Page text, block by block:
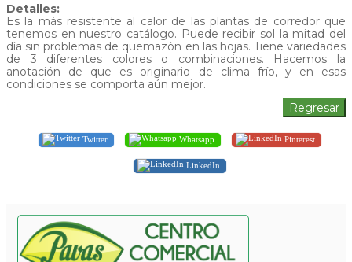
Detalles:
Es la más resistente al calor de las plantas de corredor que
tenemos en nuestro catálogo. Puede recibir sol la mitad del
día sin problemas de quemazón en las hojas. Tiene variedades
de 3 diferentes colores o combinaciones. Hacemos la
anotación de que es originario de clima frío, y en esas
condiciones se comporta aún mejor.
Twitter Whatsapp Pinterest
LinkedIn